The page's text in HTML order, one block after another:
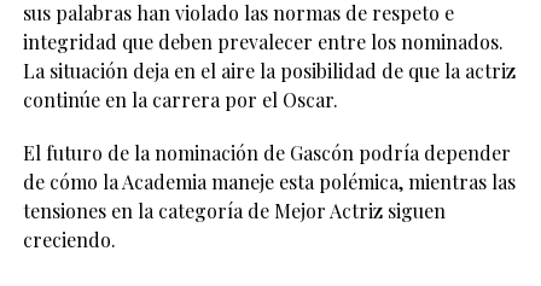
sus palabras han violado las normas de respeto e
integridad que deben prevalecer entre los nominados.
La situación deja en el aire la posibilidad de que la actriz
continúe en la carrera por el Oscar.
El futuro de la nominación de Gascón podría depender
de cómo la Academia maneje esta polémica, mientras las
tensiones en la categoría de Mejor Actriz siguen
creciendo.